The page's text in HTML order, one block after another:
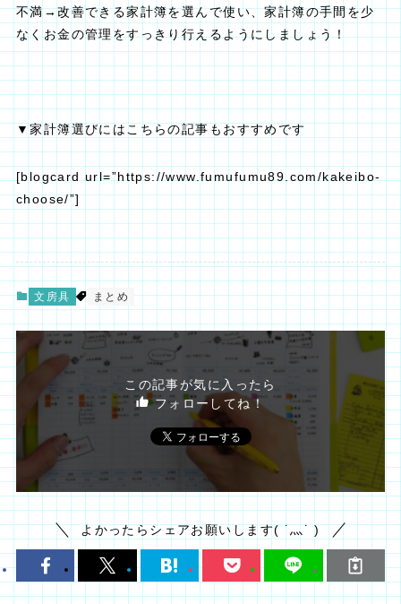
不満→改善できる家計簿を選んで使い、家計簿の手間を少
なくお金の管理をすっきり行えるようにしましょう！
▼家計簿選びにはこちらの記事もおすすめです
[blogcard url=”https://www.fumufumu89.com/kakeibo-
choose/”]
文房具 まとめ
この記事が気に入ったら
フォローしてね！
よかったらシェアお願いします( ˙灬˙ )